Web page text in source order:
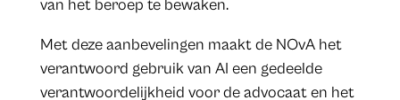
van het beroep te bewaken.
Met deze aanbevelingen maakt de NOvA het
verantwoord gebruik van AI een gedeelde
verantwoordelijkheid voor de advocaat en het